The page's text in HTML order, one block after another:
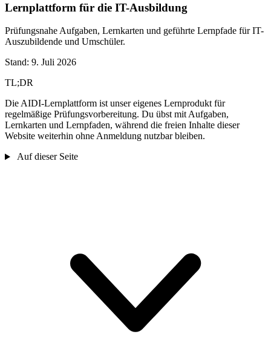
Lernplattform für die IT-Ausbildung
Prüfungsnahe Aufgaben, Lernkarten und geführte Lernpfade für IT-
Auszubildende und Umschüler.
Stand: 9. Juli 2026
TL;DR
Die AIDI-Lernplattform ist unser eigenes Lernprodukt für
regelmäßige Prüfungsvorbereitung. Du übst mit Aufgaben,
Lernkarten und Lernpfaden, während die freien Inhalte dieser
Website weiterhin ohne Anmeldung nutzbar bleiben.
Auf dieser Seite